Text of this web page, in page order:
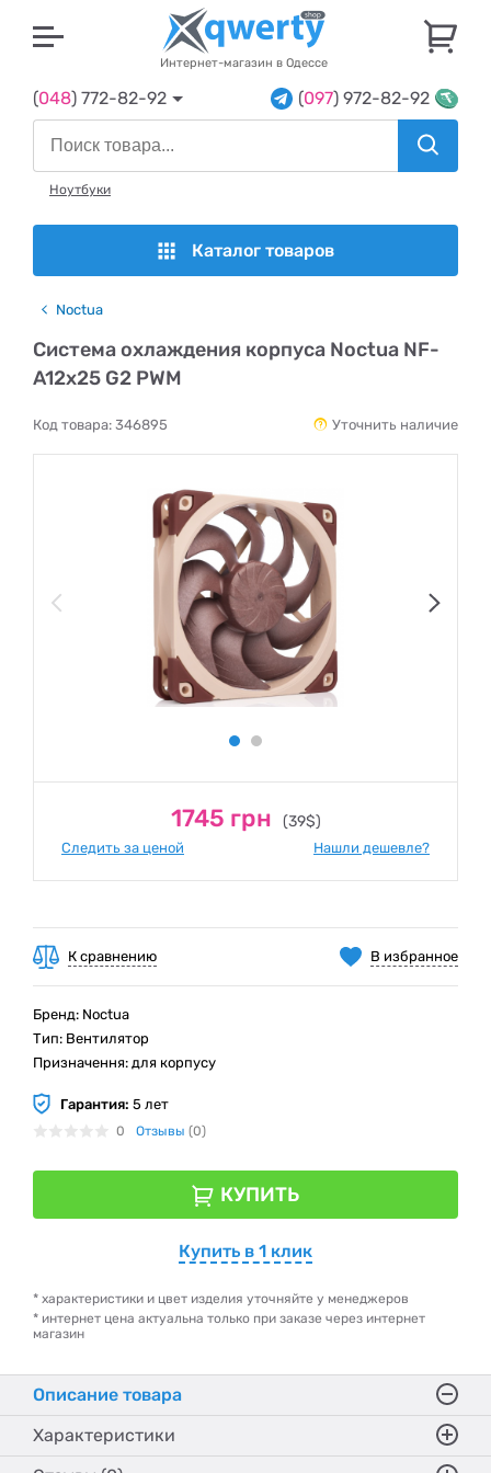
Интернет-магазин в Одессе
(048) 772-82-92 (097) 972-82-92
Ноутбуки
Каталог товаров
Noctua
Система охлаждения корпуса Noctua NF-
A12x25 G2 PWM
Код товара: 346895 Уточнить наличие
1745 грн (39$)
Следить за ценой Нашли дешевле?
В избранное
К сравнению
Бренд: Noctua
Тип: Вентилятор
Призначення: для корпусу
Гарантия: 5 лет
0 Отзывы (0)
КУПИТЬ
Купить в 1 клик
* характеристики и цвет изделия уточняйте у менеджеров
* интернет цена актуальна только при заказе через интернет
магазин
Описание товара
Характеристики